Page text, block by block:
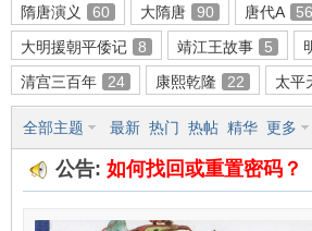
隋唐演义
60 大隋唐 90 唐代A 56
大明援朝平倭记
8 靖江王故事 5
清宫三百年
24 康熙乾隆 22 太平
全部主题 最新 热门 热帖 精华 更多
公告: 如何找回或重置密码？